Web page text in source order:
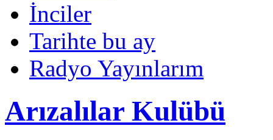
İnciler
Tarihte bu ay
Radyo Yayınlarım
Arızalılar Kulübü